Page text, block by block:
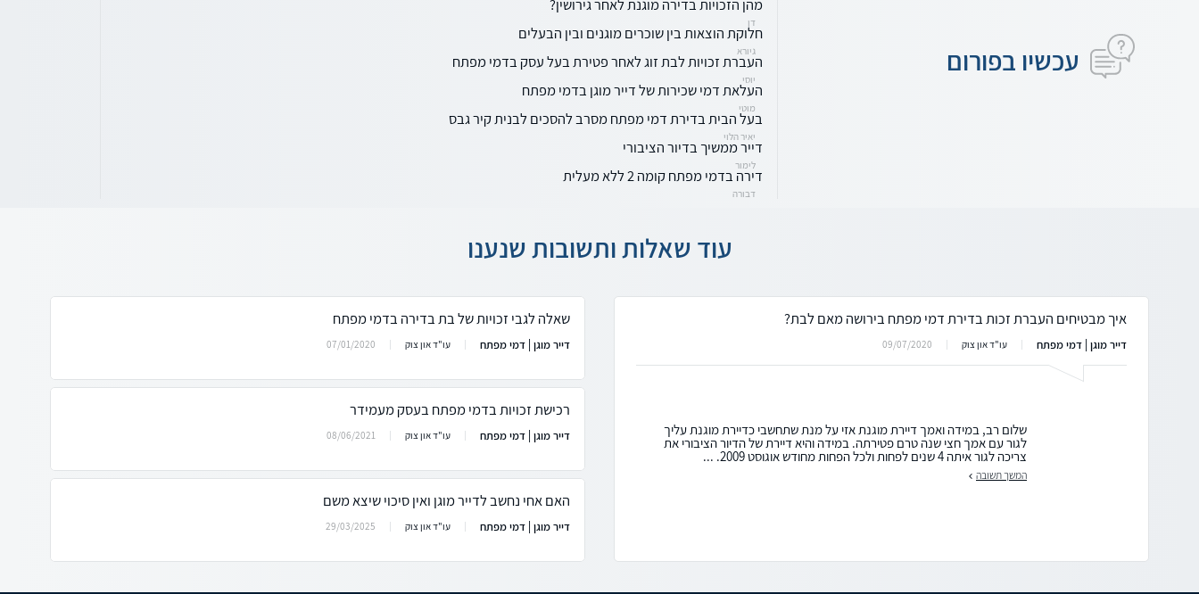
עכשיו בפורום
מהן הזכויות בדירה מוגנת לאחר גירושין?
דן
חלוקת הוצאות בין שוכרים מוגנים ובין הבעלים
גיורא
העברת זכויות לבת זוג לאחר פטירת בעל עסק בדמי מפתח
יוסי
העלאת דמי שכירות של דייר מוגן בדמי מפתח
מוטי
בעל הבית בדירת דמי מפתח מסרב להסכים לבנית קיר גבס
יאיר הלוי
דייר ממשיך בדיור הציבורי
לימור
דירה בדמי מפתח קומה 2 ללא מעלית
דבורה
עוד שאלות ותשובות שנענו
איך מבטיחים העברת זכות בדירת דמי מפתח בירושה מאם לבת?
דייר מוגן | דמי מפתח עו"ד און צוק 09/07/2020
שלום רב, במידה ואמך דיירת מוגנת אזי על מנת שתחשבי כדיירת מוגנת עליך
לגור עם אמך חצי שנה טרם פטירתה. במידה והיא דיירת של הדיור הציבורי את
צריכה לגור איתה 4 שנים לפחות ולכל הפחות מחודש אוגוסט 2009. ...
המשך תשובה
שאלה לגבי זכויות של בת בדירה בדמי מפתח
דייר מוגן | דמי מפתח עו"ד און צוק 07/01/2020
רכישת זכויות בדמי מפתח בעסק מעמידר
דייר מוגן | דמי מפתח עו"ד און צוק 08/06/2021
האם אחי נחשב לדייר מוגן ואין סיכוי שיצא משם
דייר מוגן | דמי מפתח עו"ד און צוק 29/03/2025